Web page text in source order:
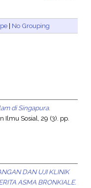
| No Grouping
di Singapura.
Ilmu Sosial, 29 (3). pp.
DAN UJI KLINIK
ASMA BRONKIALE.